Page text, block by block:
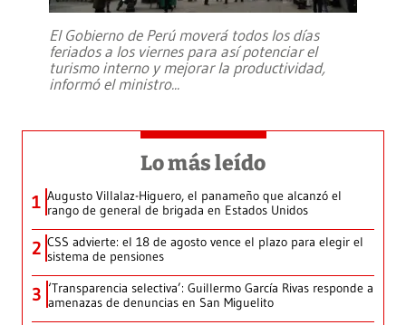
El Gobierno de Perú moverá todos los días
feriados a los viernes para así potenciar el
turismo interno y mejorar la productividad,
informó el ministro...
Lo más leído
1 Augusto Villalaz-Higuero, el panameño que alcanzó el
rango de general de brigada en Estados Unidos
2 CSS advierte: el 18 de agosto vence el plazo para elegir el
sistema de pensiones
3 ‘Transparencia selectiva’: Guillermo García Rivas responde a
amenazas de denuncias en San Miguelito